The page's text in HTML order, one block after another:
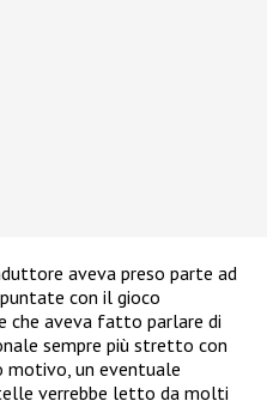
aveva preso parte ad
con il gioco
che aveva fatto parlare di
sempre più stretto con
motivo, un eventuale
verrebbe letto da molti